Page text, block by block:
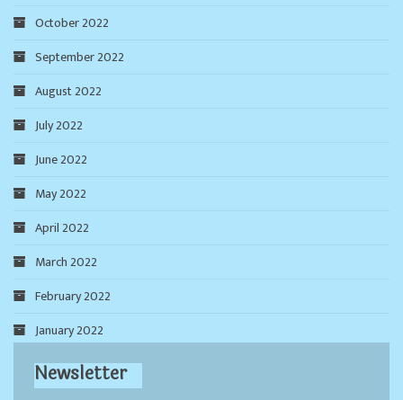
October 2022
September 2022
August 2022
July 2022
June 2022
May 2022
April 2022
March 2022
February 2022
January 2022
Newsletter